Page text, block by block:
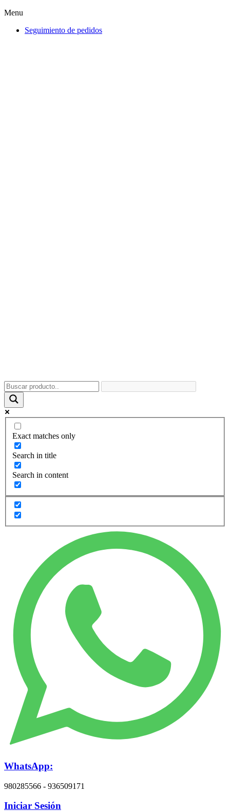
Menu
Seguimiento de pedidos
Exact matches only
Search in title
Search in content
WhatsApp:
980285566 - 936509171
Iniciar Sesión